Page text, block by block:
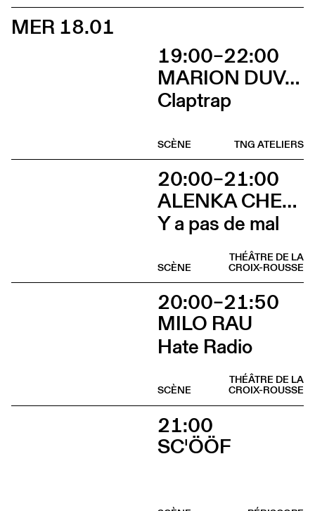
MER 18.01
19:00–22:00
MARION DUVAL - CHRIS CADILLAC
Claptrap
TNG ATELIERS
SCÈNE
20:00–21:00
ALENKA CHENUZ & AMÉLIE VIDON
Y a pas de mal
THÉÂTRE DE LA
CROIX-ROUSSE
SCÈNE
20:00–21:50
MILO RAU
Hate Radio
THÉÂTRE DE LA
CROIX-ROUSSE
SCÈNE
21:00
SC'ÖÖF